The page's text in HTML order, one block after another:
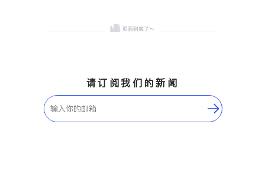
请订阅我们的新闻